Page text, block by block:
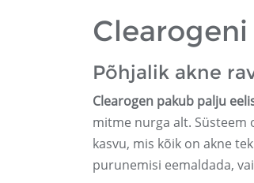
Põhjalik akne
Clearogen pakub palju
mitme nurga alt.
kasvu, mis kõik on akne
purunemisi eemaldada,